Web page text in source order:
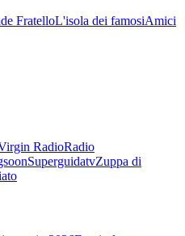
FratelloL'isola dei famosiAmici
RadioRadio
SuperguidatvZuppa di